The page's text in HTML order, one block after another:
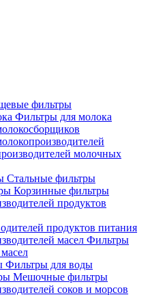
фильтры
Фильтры для молока
молочных
Стальные фильтры
Корзинные фильтры
продуктов питания
Фильтры
Фильтры для воды
Мешочные фильтры